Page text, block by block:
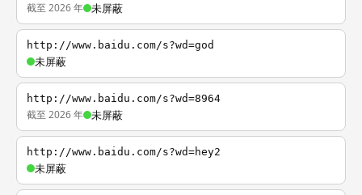
截至 2026 年 未屏蔽
http://www.baidu.com/s?wd=god
未屏蔽
http://www.baidu.com/s?wd=8964
截至 2026 年 未屏蔽
http://www.baidu.com/s?wd=hey2
未屏蔽